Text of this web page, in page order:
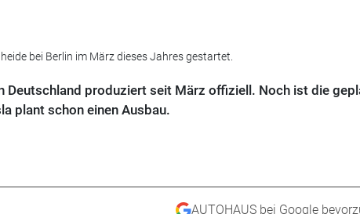
bei Berlin im März dieses Jahres gestartet.
Deutschland produziert seit März offiziell. Noch ist die
plant schon einen Ausbau.
AUTOHAUS bei Google